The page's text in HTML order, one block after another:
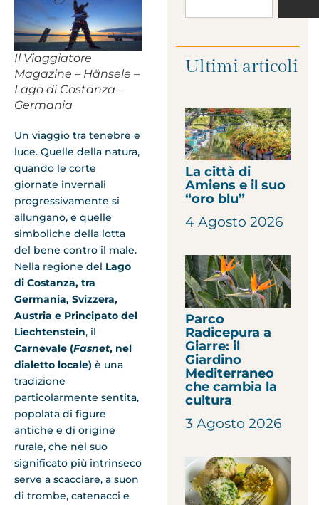
Il Viaggiatore
Magazine – Hänsele –
Lago di Costanza –
Germania
Un viaggio tra tenebre e
luce. Quelle della natura,
quando le corte
giornate invernali
progressivamente si
allungano, e quelle
simboliche della lotta
del bene contro il male.
Nella regione del Lago
di Costanza, tra
Germania, Svizzera,
Austria e Principato del
Liechtenstein, il
Carnevale (Fasnet, nel
dialetto locale) è una
tradizione
particolarmente sentita,
popolata di figure
antiche e di origine
rurale, che nel suo
significato più intrinseco
serve a scacciare, a suon
di trombe, catenacci e
Ultimi articoli
La città di
Amiens e il suo
“oro blu”
4 Agosto 2026
Parco
Radicepura a
Giarre: il
Giardino
Mediterraneo
che cambia la
cultura
3 Agosto 2026